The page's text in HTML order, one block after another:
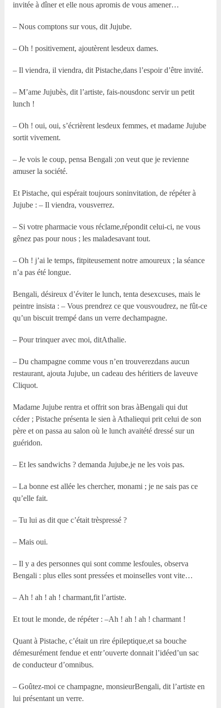
invitée à dîner et elle nous apromis de vous amener…
– Nous comptons sur vous, dit Jujube.
– Oh ! positivement, ajoutèrent lesdeux dames.
– Il viendra, il viendra, dit Pistache,dans l’espoir d’être invité.
– M’ame Jujubès, dit l’artiste, fais-nousdonc servir un petit
lunch !
– Oh ! oui, oui, s’écrièrent lesdeux femmes, et madame Jujube
sortit vivement.
– Je vois le coup, pensa Bengali ;on veut que je revienne
amuser la société.
Et Pistache, qui espérait toujours soninvitation, de répéter à
Jujube : – Il viendra, vousverrez.
– Si votre pharmacie vous réclame,répondit celui-ci, ne vous
gênez pas pour nous ; les maladesavant tout.
– Oh ! j’ai le temps, fitpiteusement notre amoureux ; la séance
n’a pas été longue.
Bengali, désireux d’éviter le lunch, tenta desexcuses, mais le
peintre insista : – Vous prendrez ce que vousvoudrez, ne fût-ce
qu’un biscuit trempé dans un verre dechampagne.
– Pour trinquer avec moi, ditAthalie.
– Du champagne comme vous n’en trouverezdans aucun
restaurant, ajouta Jujube, un cadeau des héritiers de laveuve
Cliquot.
Madame Jujube rentra et offrit son bras àBengali qui dut
céder ; Pistache présenta le sien à Athaliequi prit celui de son
père et on passa au salon où le lunch avaitété dressé sur un
guéridon.
– Et les sandwichs ? demanda Jujube,je ne les vois pas.
– La bonne est allée les chercher, monami ; je ne sais pas ce
qu’elle fait.
– Tu lui as dit que c’était trèspressé ?
– Mais oui.
– Il y a des personnes qui sont comme lesfoules, observa
Bengali : plus elles sont pressées et moinselles vont vite…
– Ah ! ah ! ah ! charmant,fit l’artiste.
Et tout le monde, de répéter : –Ah ! ah ! ah ! charmant !
Quant à Pistache, c’était un rire épileptique,et sa bouche
démesurément fendue et entr’ouverte donnait l’idéed’un sac
de conducteur d’omnibus.
– Goûtez-moi ce champagne, monsieurBengali, dit l’artiste en
lui présentant un verre.